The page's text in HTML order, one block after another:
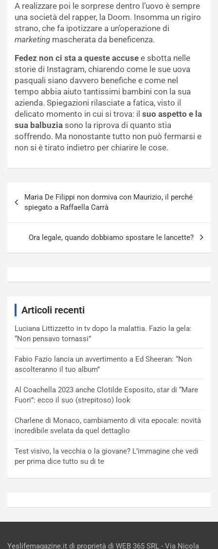
A realizzare poi le sorprese dentro l’uovo è sempre
una società del rapper, la Doom. Insomma un rigiro
strano, che fa ipotizzare a un’operazione di
marketing mascherata da beneficenza.
Fedez non ci sta a queste accuse e sbotta nelle
storie di Instagram, chiarendo come le sue uova
pasquali siano davvero benefiche e come nel
tempo abbia aiuto tantissimi bambini con la sua
azienda. Spiegazioni rilasciate a fatica, visto il
delicato momento in cui si trova: il suo aspetto e la
sua balbuzia sono la riprova di quanto stia
soffrendo. Ma nonostante tutto non può fermarsi e
non si è tirato indietro per chiarire le cose.
articoli
Maria De Filippi non dormiva con Maurizio, il perché
spiegato a Raffaella Carrà
Ora legale, quando dobbiamo spostare le lancette?
Articoli recenti
Luciana Littizzetto in tv dopo la malattia. Fazio la gela:
“Non pensavo tornassi”
Fabio Fazio lancia un avvertimento a Ed Sheeran: “Non
ascolteranno il tuo album”
Al Coachella 2023 anche Clotilde Esposito, star di “Mare
Fuori”: ecco il suo (strepitoso) look
Charlene di Monaco, cambiamento di vita epocale: novità
incredibile svelata da quel dettaglio
Test visivo, la vecchia o la giovane? L’immagine che vedi
per prima dice tutto su di te
Yeslifemagazine.it di proprietà di WEB 365 SRL - Via Nicola